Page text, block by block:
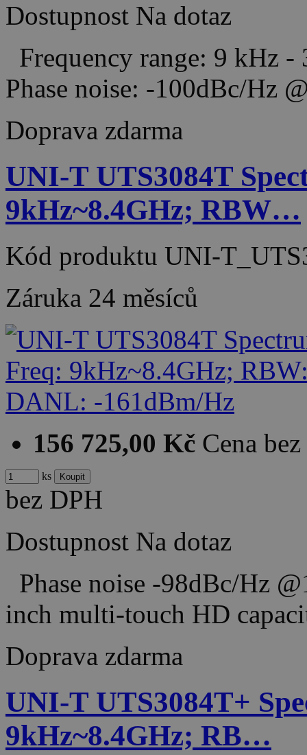
Dostupnost Na dotaz
Frequency range: 9 kHz
Phase noise: -100dBc/
Doprava zdarma
UNI-T UTS3084T
9kHz~8.4GHz; RBW…
Kód produktu UNI-
Záruka 24 měsíců
156 725,00 Kč Cena
ks
bez DPH
Dostupnost Na dotaz
Phase noise -98dBc/Hz
inch multi-touch HD
Doprava zdarma
UNI-T UTS3084T+
9kHz~8.4GHz; RB…